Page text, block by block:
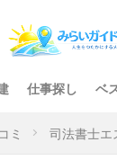
仕事探し ベ
ミ 司法書士エ